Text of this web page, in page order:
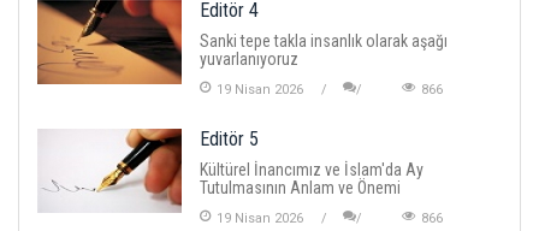
Editör 4
Sanki tepe takla insanlık olarak aşağı
yuvarlanıyoruz
19 Nisan 2026 866
Editör 5
Kültürel İnancımız ve İslam'da Ay
Tutulmasının Anlam ve Önemi
19 Nisan 2026 866